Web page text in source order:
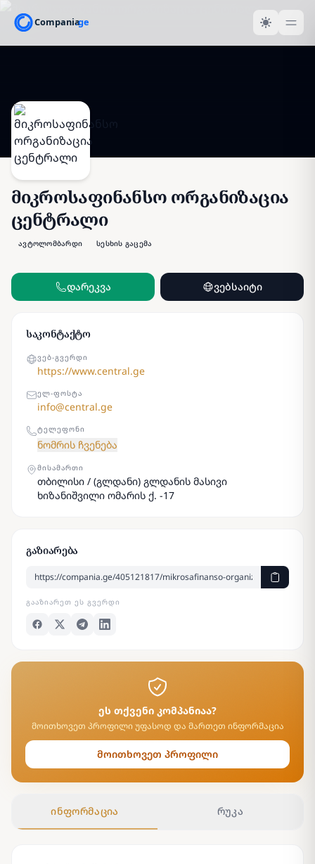
მიკროსაფინანსო ორგანიზაცია
ცენტრალი
ავტოლომბარდი სესხის გაცემა
დარეკვა ვებსაიტი
საკონტაქტო
ᲕᲔᲑ-ᲒᲕᲔᲠᲓᲘ
https://www.central.ge
ᲔᲚ-ᲤᲝᲡᲢᲐ
info@central.ge
ᲢᲔᲚᲔᲤᲝᲜᲘ
ნომრის ჩვენება
ᲛᲘᲡᲐᲛᲐᲠᲗᲘ
თბილისი / (გლდანი) გლდანის მასივი
ხიზანიშვილი ომარის ქ. -17
გაზიარება
ᲒᲐᲐᲖᲘᲐᲠᲔᲗ ᲔᲡ ᲒᲕᲔᲠᲓᲘ
ეს თქვენი კომპანიაა?
მოითხოვეთ პროფილი უფასოდ და მართეთ ინფორმაცია
მოითხოვეთ პროფილი
ინფორმაცია რუკა